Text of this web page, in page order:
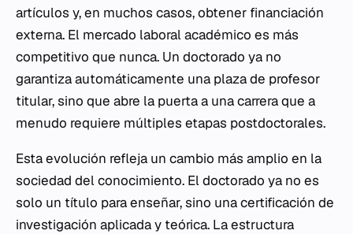
artículos y, en muchos casos, obtener financiación
externa. El mercado laboral académico es más
competitivo que nunca. Un doctorado ya no
garantiza automáticamente una plaza de profesor
titular, sino que abre la puerta a una carrera que a
menudo requiere múltiples etapas postdoctorales.
Esta evolución refleja un cambio más amplio en la
sociedad del conocimiento. El doctorado ya no es
solo un título para enseñar, sino una certificación de
investigación aplicada y teórica. La estructura